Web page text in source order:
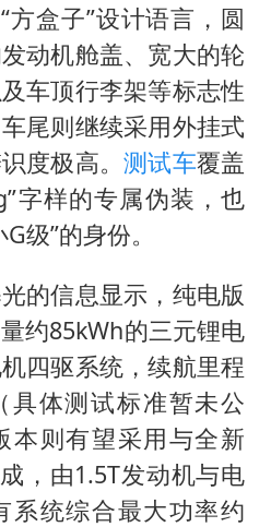
方盒子”设计语言，圆
动机舱盖、宽大的轮
车顶行李架等标志性
尾则继续采用外挂式
度极高。测试车覆盖
字样的专属伪装，也
级”的身份。
的信息显示，纯电版
约85kWh的三元锂电
四驱系统，续航里程
具体测试标准暂未公
本则有望采用与全新
，由1.5T发动机与电
系统综合最大功率约